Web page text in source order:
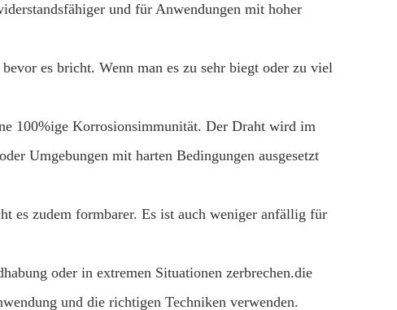
und für Anwendungen mit hoher
es bricht. Wenn man es zu sehr biegt oder zu viel
100%ige Korrosionsimmunität. Der Draht wird im
Umgebungen mit harten Bedingungen ausgesetzt
es zudem formbarer. Es ist auch weniger anfällig für
oder in extremen Situationen zerbrechen.die
und die richtigen Techniken verwenden.